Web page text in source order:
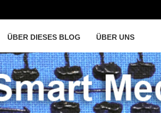
ÜBER DIESES BLOG ÜBER UNS